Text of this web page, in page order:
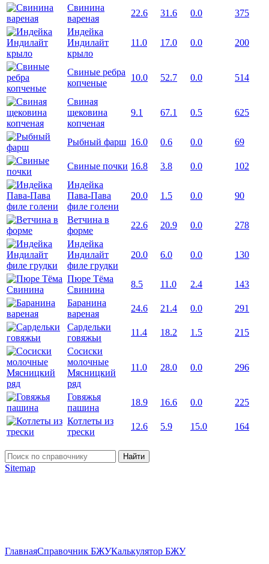
Свинина
вареная
22.6 31.6 0.0
375
Индейка
Индилайт
крыло
11.0 17.0 0.0 200
Свиные ребра
копченые
10.0 52.7 0.0 514
Свиная
щековина
копченая
9.1 67.1 0.5 625
Рыбный фарш 16.0 0.6 0.0 69
Свиные почки 16.8 3.8 0.0
102
Индейка
Пава-Пава
филе голени
20.0 1.5 0.0 90
Ветчина в
форме
22.6 20.9 0.0
278
Индейка
Индилайт
филе грудки
20.0 6.0 0.0 130
Пюре Тёма
Свинина
8.5 11.0 2.4
143
Баранина
вареная
24.6 21.4 0.0
291
Сардельки
говяжьи
11.4 18.2 1.5
215
Сосиски
молочные
Мясницкий
ряд
11.0 28.0 0.0 296
Говяжья
пашина
18.9 16.6 0.0
225
Котлеты из
трески
12.6 5.9 15.0 164
Найти
Sitemap
ГлавнаяСправочник БЖУКалькулятор БЖУ